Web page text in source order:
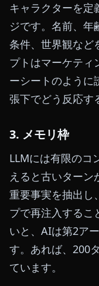
キャラクターを定
ジです。名前、年
条件、世界観など
プトはマーケティ
ーシートのように
張下でどう反応す
3. メモリ枠
LLMには有限のコ
えると古いターン
重要事実を抽出し
プで再注入するこ
いと、AIは第2ア
す。あれば、200
ています。